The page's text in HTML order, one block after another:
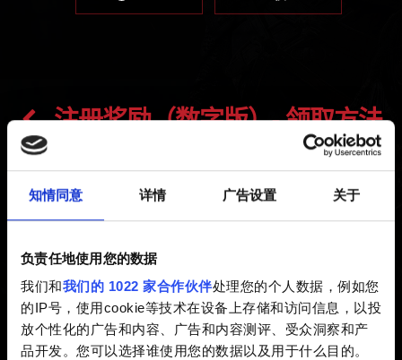
知情同意 详情 广告设置 关于
负责任地使用您的数据
我们和我们的 1022 家合作伙伴处理您的个人数据，例如您
的IP号，使用cookie等技术在设备上存储和访问信息，以投
放个性化的广告和内容、广告和内容测评、受众洞察和产
品开发。您可以选择谁使用您的数据以及用于什么目的。
注册奖励（数字版）- 领取方法
已创建 2 years ago 已更新 2 years ago
如想访问《巫师》漫画，请按照以下步骤操作：
前往https://www.thewitcher.com/comicbook/
点击“Sign in with CDPR account”。
使用您登录 REDlauncher 或“我的奖励”的 CD
PROJEKT RED 帐户登录。